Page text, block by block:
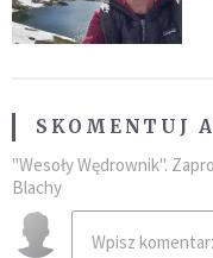
SKOMENTUJ
"Wesoły Wędrownik".
Blachy